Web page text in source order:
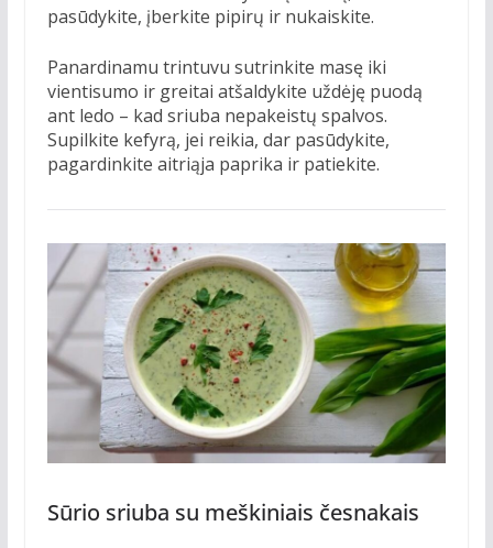
pasūdykite, įberkite pipirų ir nukaiskite.
Panardinamu trintuvu sutrinkite masę iki
vientisumo ir greitai atšaldykite uždėję puodą
ant ledo – kad sriuba nepakeistų spalvos.
Supilkite kefyrą, jei reikia, dar pasūdykite,
pagardinkite aitriąja paprika ir patiekite.
Sūrio sriuba su meškiniais česnakais